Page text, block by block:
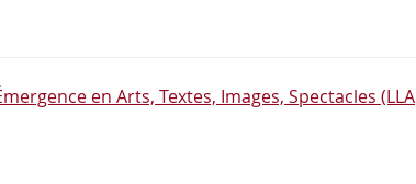
en Arts, Textes, Images, Spectacles (LLA